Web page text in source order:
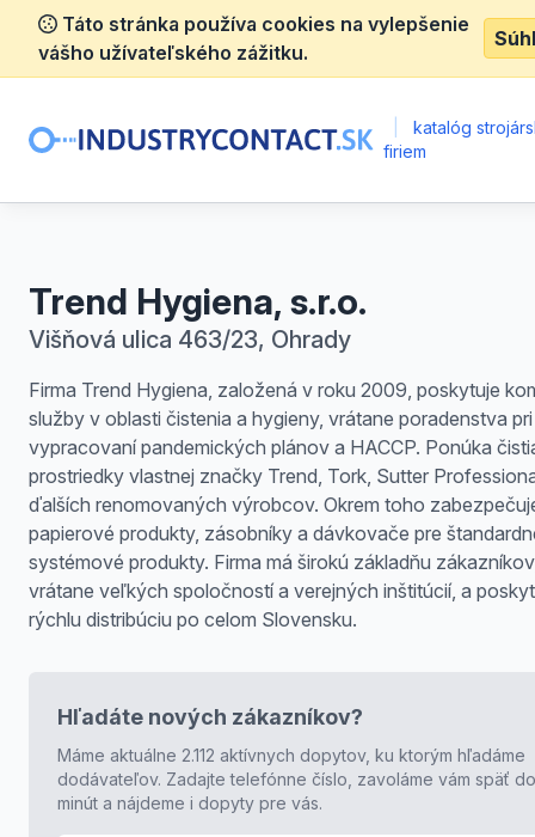
Táto stránka používa cookies na vylepšenie
vášho užívateľského zážitku.
katalóg
firiem
Trend Hygiena, s.r.o.
Višňová ulica 463/23, Ohrady
Firma Trend Hygiena, založená v roku 2009, poskytuje
služby v oblasti čistenia a hygieny, vrátane poradenstva pri
vypracovaní pandemických plánov a HACCP. Ponúka
prostriedky vlastnej značky Trend, Tork, Sutter
ďalších renomovaných výrobcov. Okrem toho
papierové produkty, zásobníky a dávkovače pre
systémové produkty. Firma má širokú základňu
vrátane veľkých spoločností a verejných inštitúcií, a
rýchlu distribúciu po celom Slovensku.
Hľadáte nových zákazníkov?
Máme aktuálne 2.112 aktívnych dopytov, ku ktorým hľadáme
dodávateľov. Zadajte telefónne číslo, zavoláme vám späť
minút a nájdeme i dopyty pre vás.